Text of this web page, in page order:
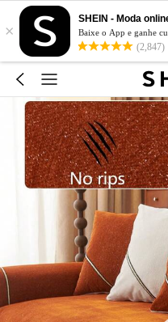
×
SHEIN - Moda
Baixe o App e ganhe
(2,847)